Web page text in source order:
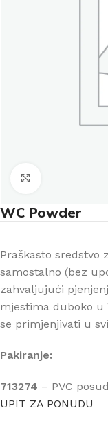
WC Powder
Praškasto sredstvo
samostalno (bez
zahvaljujući
mjestima duboko u
se primjenjivati u
Pakiranje:
713274 – PVC
UPIT ZA PONUDU